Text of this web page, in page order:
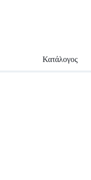
Κατάλογος